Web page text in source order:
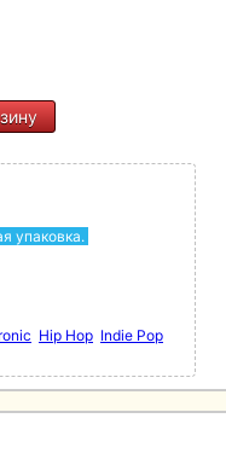
упаковка.
Hip Hop Indie Pop